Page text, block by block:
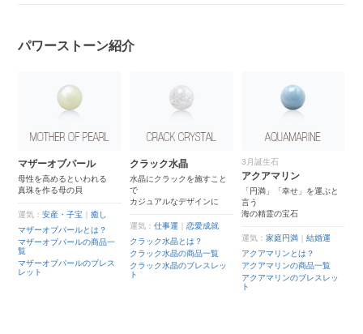
パワーストーン紹介
マザーオブパール
母性を高めるといわれる
真珠を作る母の貝
運気：安産・子宝 ｜癒し
マザーオブパールとは？
マザーオブパールの商品一
覧
マザーオブパールのブレス
レット
クラック水晶
水晶にクラックを施すこと
で
カジュアルなデザインに
運気： 仕事運
恋愛成就
クラック水晶とは？
クラック水晶の商品一覧
クラック水晶のブレスレッ
ト
3月誕生石
アクアマリン
「円満」「幸せ」を運ぶと
言う
海の精霊の宝石
運気： 家庭円満｜ 結婚運
アクアマリンとは？
アクアマリンの商品一覧
アクアマリンのブレスレッ
ト